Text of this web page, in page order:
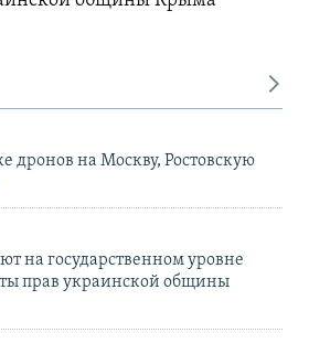
дронов на Москву, Ростовскую
на государственном уровне
прав украинской общины